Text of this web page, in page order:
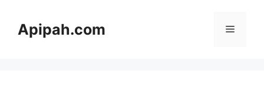
Apipah.com Menu